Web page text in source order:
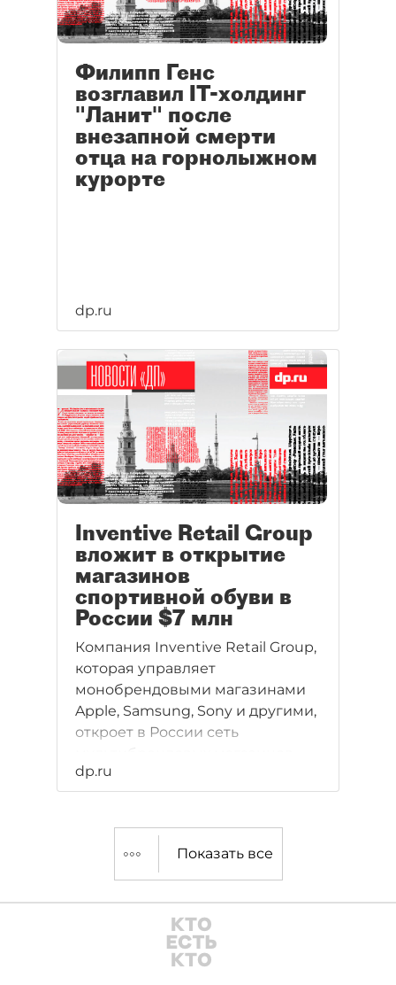
Филипп Генс
возглавил IT-холдинг
"Ланит" после
внезапной смерти
отца на горнолыжном
курорте
dp.ru
Inventive Retail Group
вложит в открытие
магазинов
спортивной обуви в
России $7 млн
Компания Inventive Retail Group,
которая управляет
монобрендовыми магазинами
Apple, Samsung, Sony и другими,
откроет в России сеть
спортивной обуви — Street Beat.
Инвестиции в проект составят
dp.ru
Показать все